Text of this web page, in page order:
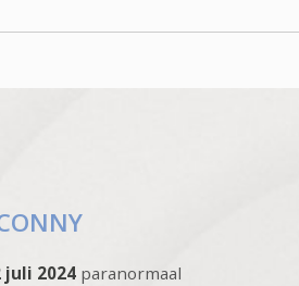
juli 2024 paranormaal